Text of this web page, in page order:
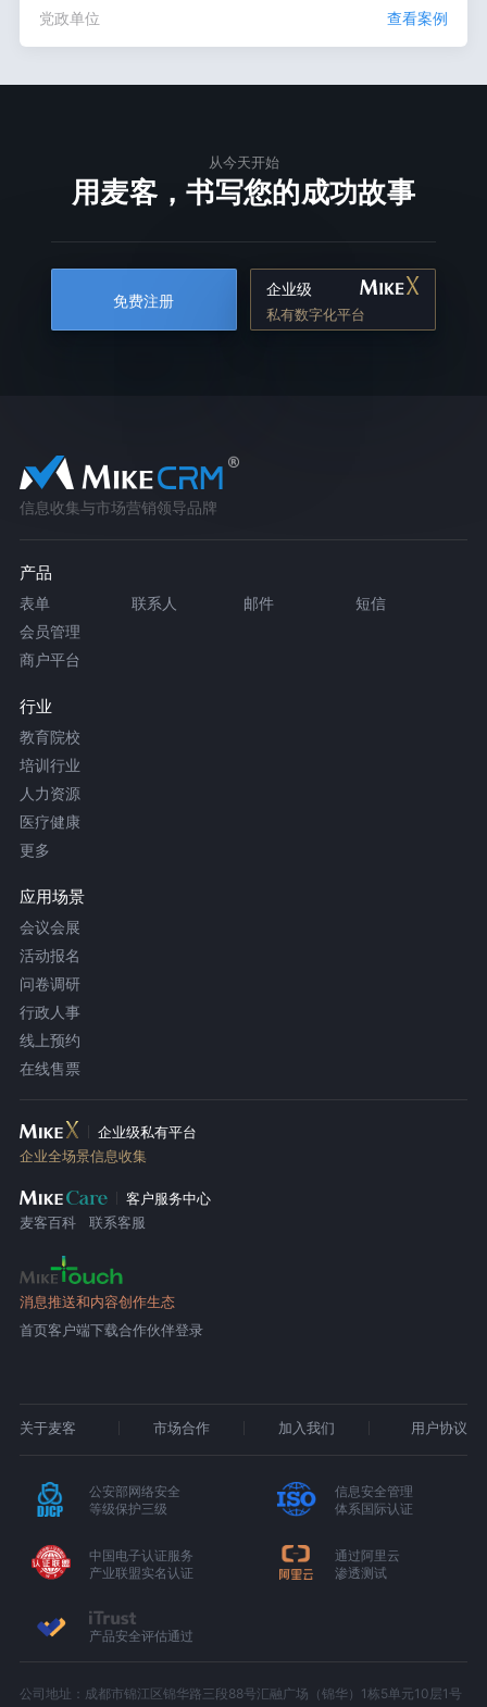
党政单位 查看案例
从今天开始
用麦客，书写您的成功故事
免费注册
企业级
私有数字化平台
信息收集与市场营销领导品牌
产品
表单 联系人 邮件
短信
会员管理
商户平台
行业
教育院校
培训行业
人力资源
医疗健康
更多
应用场景
会议会展
活动报名
问卷调研
行政人事
线上预约
在线售票
企业级私有平台
企业全场景信息收集
客户服务中心
麦客百科
联系客服
消息推送和内容创作生态
首页客户端下载合作伙伴登录
关于麦客 市场合作 加入我们 用户协议
公安部网络安全
等级保护三级
信息安全管理
体系国际认证
中国电子认证服务
产业联盟实名认证
通过阿里云
渗透测试
产品安全评估通过
公司地址：成都市锦江区锦华路三段88号汇融广场（锦华）1栋5单元10层1号